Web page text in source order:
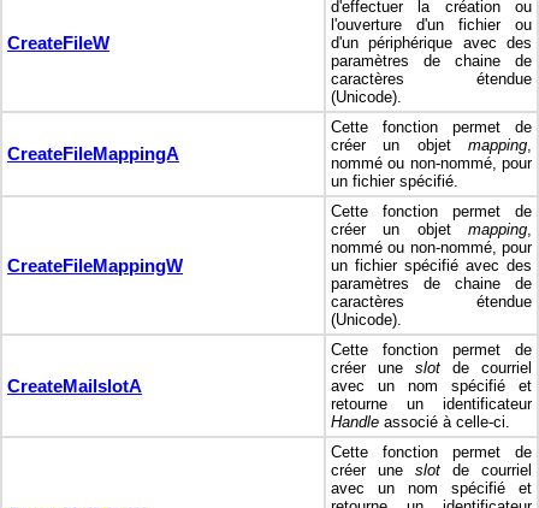
CreateFileW
d'effectuer la création ou
l'ouverture d'un fichier ou
d'un périphérique avec des
paramètres de chaine de
caractères étendue
(Unicode).
CreateFileMappingA
Cette fonction permet de
créer un objet mapping,
nommé ou non-nommé, pour
un fichier spécifié.
CreateFileMappingW
Cette fonction permet de
créer un objet mapping,
nommé ou non-nommé, pour
un fichier spécifié avec des
paramètres de chaine de
caractères étendue
(Unicode).
CreateMailslotA
Cette fonction permet de
créer une slot de courriel
avec un nom spécifié et
retourne un identificateur
Handle associé à celle-ci.
Cette fonction permet de
créer une slot de courriel
avec un nom spécifié et